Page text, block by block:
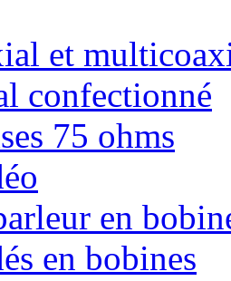
et
confectionné
75 ohms
en
en bobines